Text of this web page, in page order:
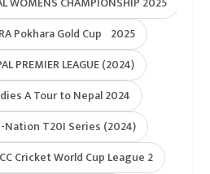
Pokhara Gold Cup 2025
PREMIER LEAGUE (2024)
A Tour to Nepal 2024
Nation T20I Series (2024)
Cricket World Cup League 2